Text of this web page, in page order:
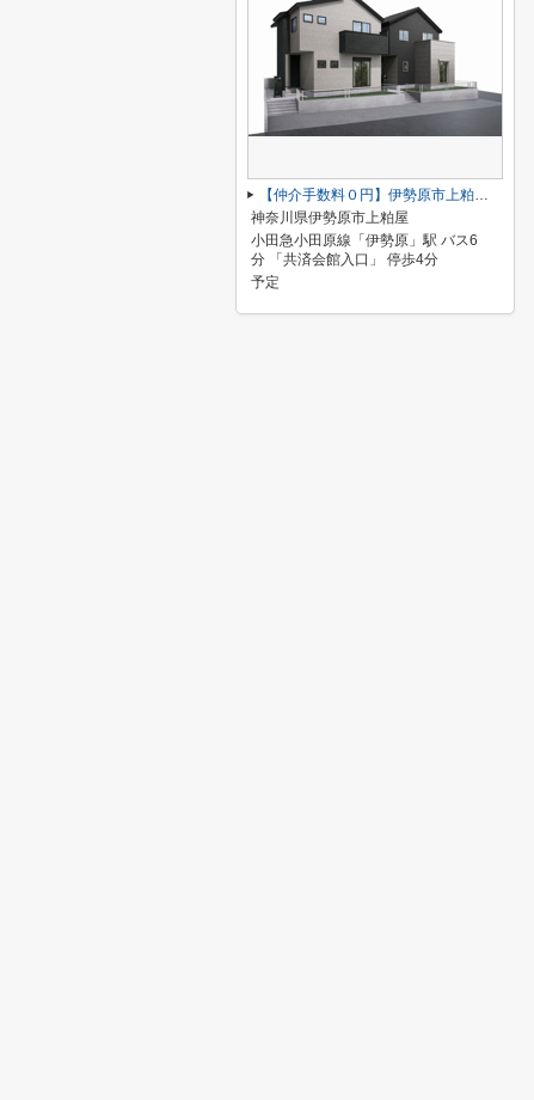
【仲介手数料０円】伊勢原市上粕屋第2期 新築一戸建て 1号棟 全2棟
神奈川県伊勢原市上粕屋
小田急小田原線「伊勢原」駅 バス6
分 「共済会館入口」 停歩4分
予定